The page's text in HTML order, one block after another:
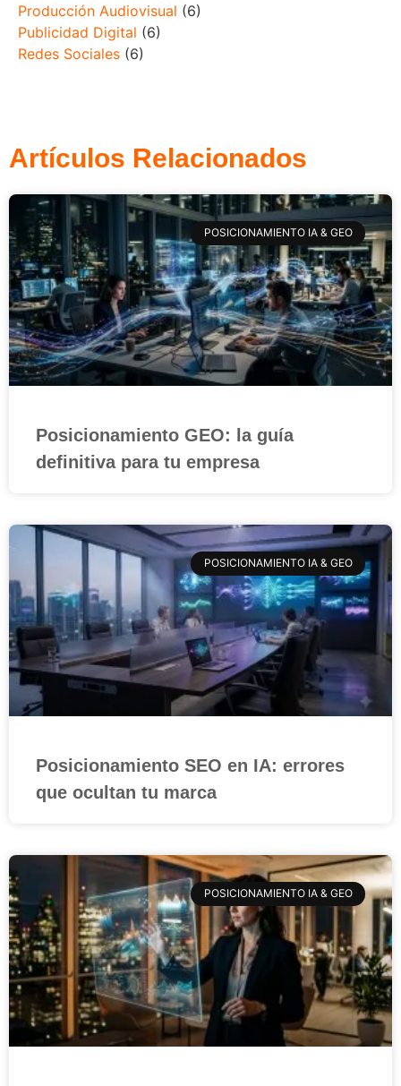
Producción Audiovisual (6)
Publicidad Digital (6)
Redes Sociales (6)
Artículos Relacionados
POSICIONAMIENTO IA & GEO
Posicionamiento GEO: la guía
definitiva para tu empresa
POSICIONAMIENTO IA & GEO
Posicionamiento SEO en IA: errores
que ocultan tu marca
POSICIONAMIENTO IA & GEO